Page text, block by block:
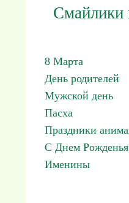
Смайлики
8 Марта
День родителей
Мужской день
Пасха
Праздники
С Днем Рожденья
Именины